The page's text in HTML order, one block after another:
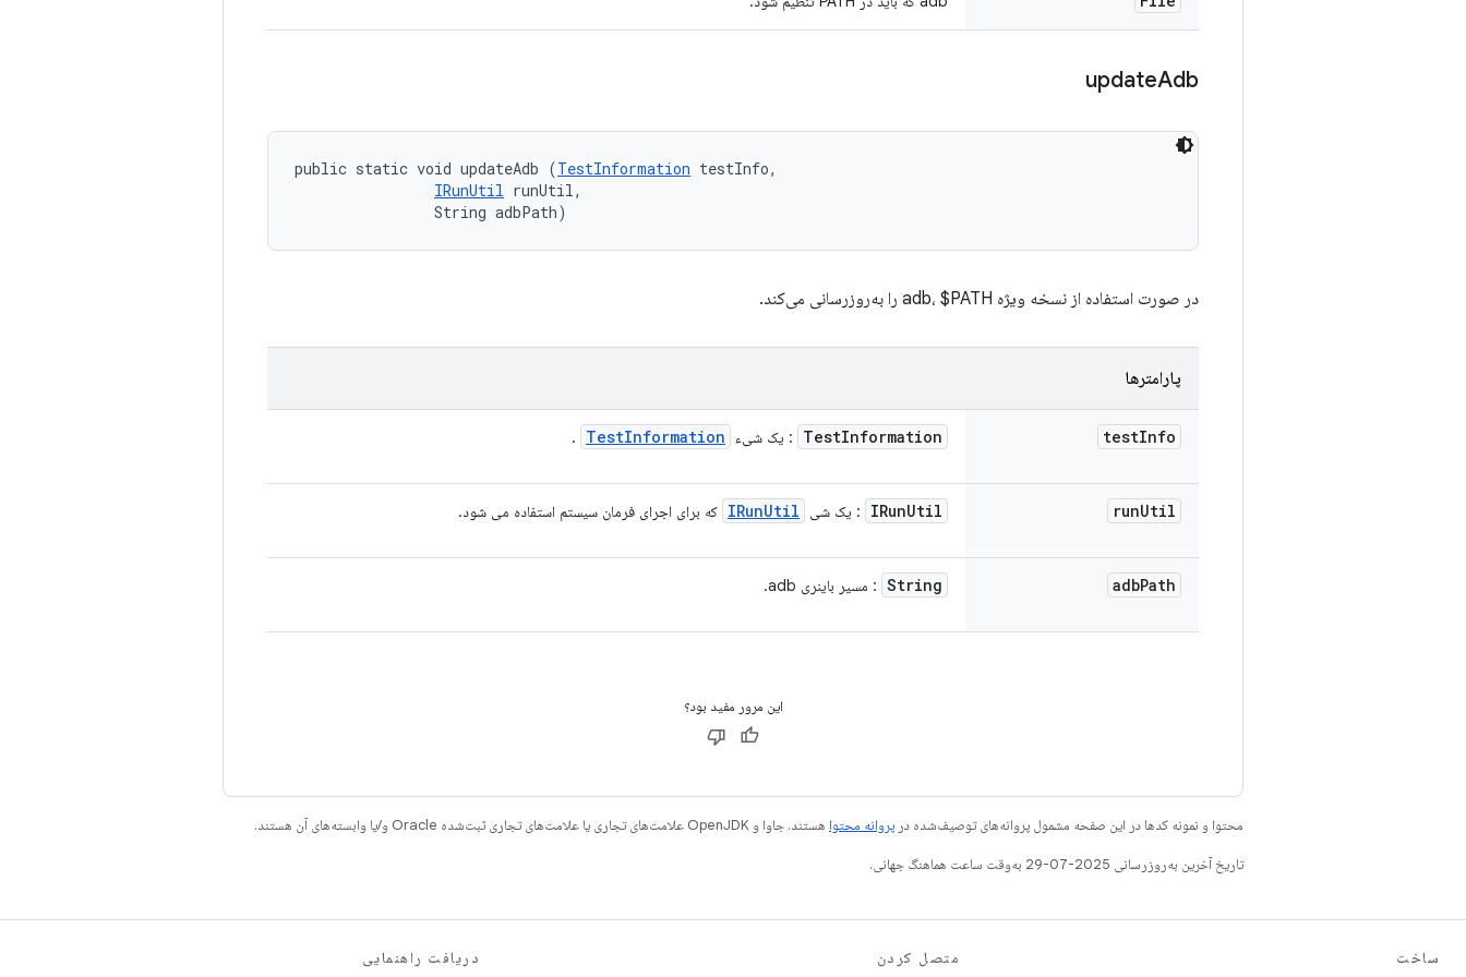
updateAdb
public static void updateAdb (TestInformation testInfo,
IRunUtil runUtil,
                String adbPath)
در صورت استفاده از نسخه ویژه adb، $PATH را به‌روزرسانی می‌کند.
پارامترها
testInfo
TestInformation : یک شیء TestInformation
.
runUtil
IRunUtil : یک شی IRunUtil که برای اجرای فرمان سیستم استفاده می شود.
adbPath
String : مسیر باینری adb.
این مرور مفید بود؟
محتوا و نمونه کدها در این صفحه مشمول پروانه‌های توصیف‌شده در پروانه محتوا هستند. جاوا و OpenJDK علامت‌های تجاری یا علامت‌های تجاری ثبت‌شده Oracle و/یا وابسته‌های آن هستند.
تاریخ آخرین به‌روزرسانی 2025-07-29 به‌وقت ساعت هماهنگ جهانی.
ساخت متصل کردن دریافت راهنمایی